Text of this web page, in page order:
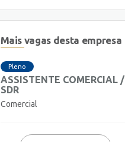
Mais vagas desta empresa
Pleno
ASSISTENTE COMERCIAL /
SDR
Comercial